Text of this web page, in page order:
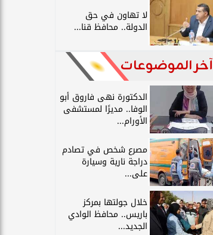
لا تهاون في حق
الدولة.. محافظ قنا...
آخر الموضوعات
الدكتورة نهى فاروق أبو
الوفا.. مديرًا لمستشفى
الأورام...
مصرع شخص في تصادم
دراجة نارية وسيارة
على...
خلال جولتها بمركز
باريس.. محافظ الوادي
الجديد...